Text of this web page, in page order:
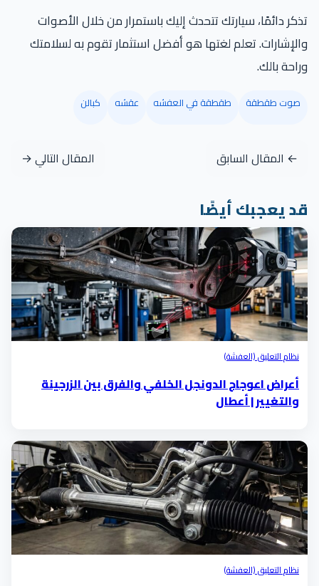
تذكر دائمًا، سيارتك تتحدث إليك باستمرار من خلال الأصوات
والإشارات. تعلم لغتها هو أفضل استثمار تقوم به لسلامتك
وراحة بالك.
صوت طقطقة طقطقة في العفشه عقشه كبالن
← المقال السابق المقال التالي →
قد يعجبك أيضًا
نظام التعليق (العفشة)
أعراض اعوجاج الدونجل الخلفي والفرق بين الزرجينة
والتغيير | أعطال
نظام التعليق (العفشة)